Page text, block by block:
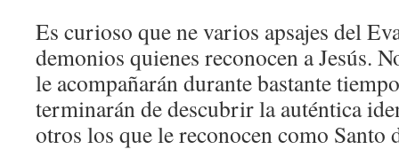
Es curioso que ne varios apsajes del
demonios quienes reconocen a Jesús.
le acompañarán durante bastante
terminarán de descubrir la auténtica
otros los que le reconocen como Santo